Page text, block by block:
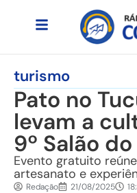
turismo
Pato no
levam a
9º Salão
Evento gratuito
artesanato e
Redação 21/08/2025